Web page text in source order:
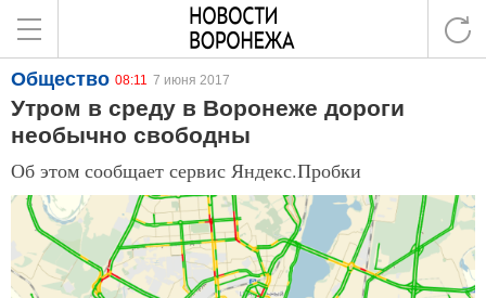
Общество 08:11 7 июня 2017
Утром в среду в Воронеже дороги
необычно свободны
Об этом сообщает сервис Яндекс.Пробки